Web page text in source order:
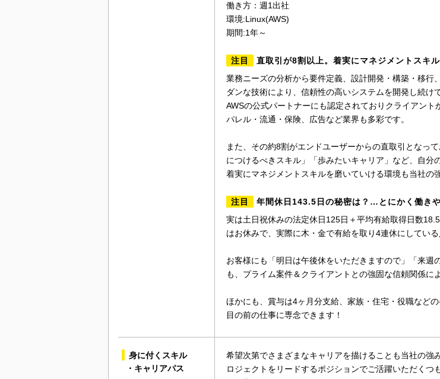
働き方：週1出社
環境:Linux(AWS)
期間:1年～
注目
直取引が8割以上。着実にマネジメントスキル
業務ニーズの分析から要件定義、設計開発・構築・移
ダンな技術により、信頼性の高いシステムを開発し続け
AWSの公式パートナーにも認定されておりクライアン
パレル・流通・保険、広告など業界も多彩です。
また、その約8割がエンドユーザーからの直取引となっ
につけるべきスキル」「歩みたいキャリア」など、自分
着実にマネジメントスキルを磨いていける環境も当社の
注目
年間休日143.5日の秘密は？…とにかく働きや
実は土日祝休みの法定休日125日＋平均有給取得日数
はお休みで、実際に木・金で有給を取り4連休にしている
お客様にも「明日は午後休をいただきますので」「来
も、プライム案件＆クライアントとの強固な信頼関係に
ほかにも、賞与は4ヶ月分支給、家族・住宅・役職など
目の前の仕事に専念できます！
身に付くスキル
・キャリアパス
希望次第でさまざまなキャリアを描けることも当社の
ロジェクトをリードするポジションでご活躍いただく